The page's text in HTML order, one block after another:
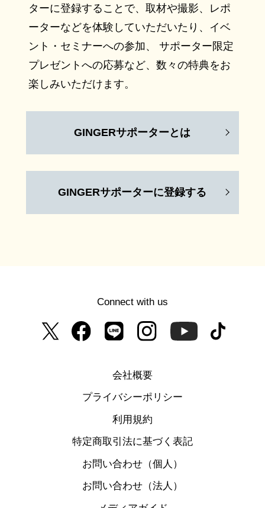
ターに登録することで、取材や撮影、レポ
ーターなどを体験していただいたり、イベ
ント・セミナーへの参加、 サポーター限定
プレゼントへの応募など、数々の特典をお
楽しみいただけます。
GINGERサポーターとは
GINGERサポーターに登録する
Connect with us
会社概要
プライバシーポリシー
利用規約
特定商取引法に基づく表記
お問い合わせ（個人）
お問い合わせ（法人）